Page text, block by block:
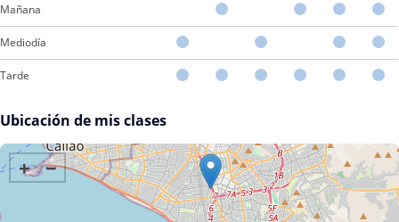
Mañana
Mediodía
Tarde
Ubicación de mis clases
+ −